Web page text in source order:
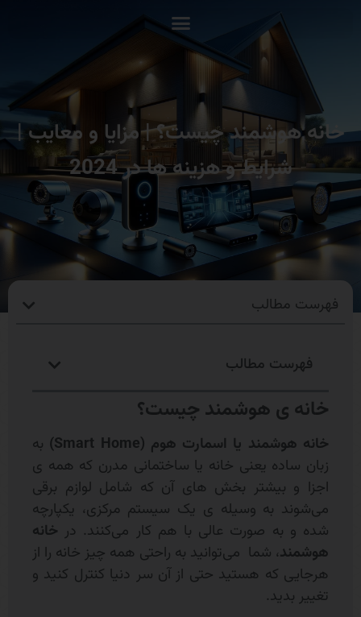
خانه هوشمند چیست؟ | مزایا و معایب |
شرایط و هزینه ها در 2024
فهرست مطالب
فهرست مطالب
خانه ی هوشمند چیست؟
خانه هوشمند یا اسمارت هوم (
Smart Home
) به
زبان ساده یعنی خانه یا ساختمانی مدرن که همه ی
اجزا و بیشتر بخش های آن که شامل لوازم برقی
می‌شوند به وسیله ی یک سیستم مرکزی، یکپارچه
شده و به صورت عالی با هم کار می‌کنند. در خانه
هوشمند، شما می‌توانید به راحتی همه چیز خانه را از
هرجایی که هستید حتی از آن سر دنیا کنترل کنید و
تغییر بدید.